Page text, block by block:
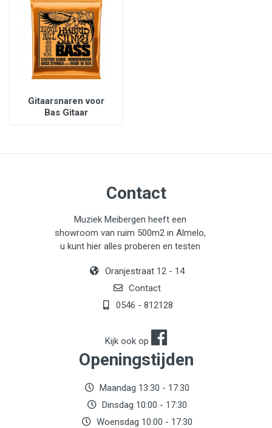
Gitaarsnaren voor
Bas Gitaar
Contact
Muziek Meibergen heeft een
showroom van ruim 500m2 in Almelo,
u kunt hier alles proberen en testen
Oranjestraat 12 - 14
Contact
0546 - 812128
Kijk ook op
Openingstijden
Maandag 13:30 - 17:30
Dinsdag 10:00 - 17:30
Woensdag 10:00 - 17:30